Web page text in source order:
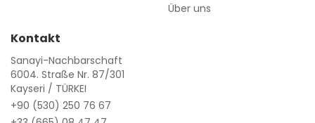
Über uns
Kontakt
Sanayi-Nachbarschaft
6004. Straße Nr. 87/301
Kayseri / TÜRKEI
+90 (530) 250 76 67